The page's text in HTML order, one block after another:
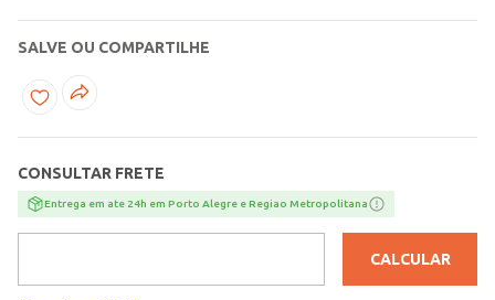
por conta do recorte lateral moderno, trazendo um toque
contemporâneo e cheio de personalidade para a peça. Uma opção
confortável e estilosa, ideal para complementar diferentes
SALVE OU COMPARTILHE
CONSULTAR FRETE
Entrega em ate 24h em Porto Alegre e Regiao Metropolitana
CALCULAR